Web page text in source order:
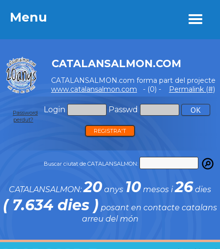
Menu
CATALANSALMON.COM
CATALANSALMON.com forma part del projecte
www.catalansalmon.com - (0) - Permalink (#)
Login Passwd
Password
perdut?
REGISTRA'T
Buscar ciutat de CATALANSALMON:
CATALANSALMON:20 anys 10 mesos i26 dies
( 7.634 dies ) posant en contacte catalans
arreu del món
Menu